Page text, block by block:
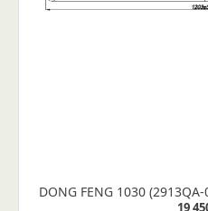
DONG FENG 1030
19